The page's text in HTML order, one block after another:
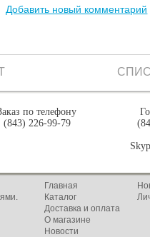
Добавить новый комментарий
по телефону
(843) 226-99-79
Главная
Каталог
Доставка и оплата
О магазине
Новости